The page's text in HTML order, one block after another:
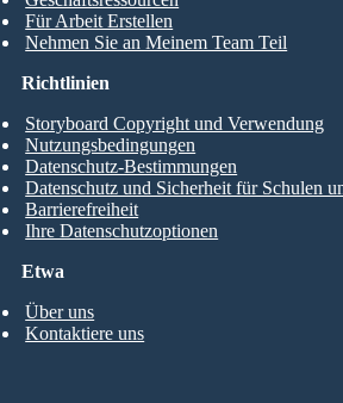
Für Arbeit Erstellen
Nehmen Sie an Meinem Team Teil
Etwa
Über uns
Kontaktiere uns
Richtlinien
Storyboard Copyright und Verwendung
Nutzungsbedingungen
Datenschutz-Bestimmungen
Datenschutz und Sicherheit für Schulen
Barrierefreiheit
Ihre Datenschutzoptionen